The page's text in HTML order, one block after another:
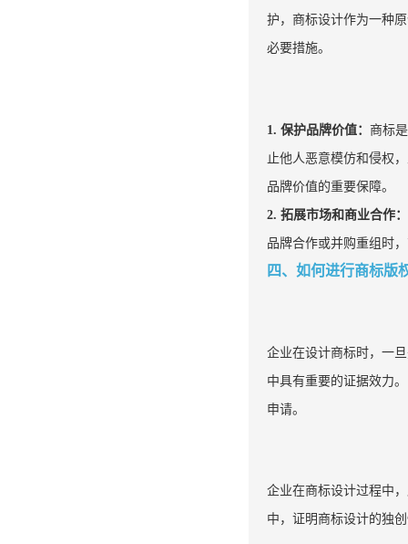
护，商标设计作为一种
必要措施。
1. 保护品牌价值： 商标
止他人恶意模仿和侵权
品牌价值的重要保障。
2. 拓展市场和商业合作：
品牌合作或并购重组时
四、如何进行商标版
企业在设计商标时，一
中具有重要的证据效力
申请。
企业在商标设计过程中
中，证明商标设计的独